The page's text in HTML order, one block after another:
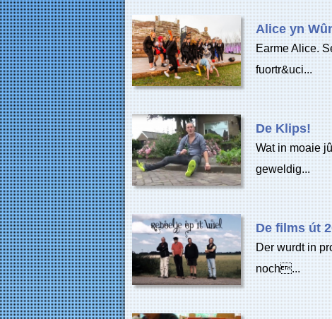
Alice yn
Earme Alice.
fuortr&uci...
De Klips!
Wat in moaie
geweldig...
De films út
Der wurdt in
noch...